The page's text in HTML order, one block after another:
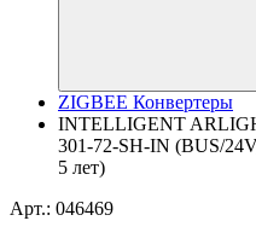
ZIGBEE Конвертеры
INTELLIGENT
301-72-SH-IN (BUS/
5 лет)
Арт.: 046469